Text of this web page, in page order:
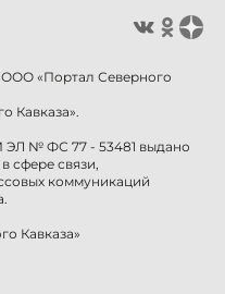
«Портал Северного
Кавказа».
ЭЛ № ФС 77 - 53481 выдано
сфере связи,
коммуникаций
Кавказа»